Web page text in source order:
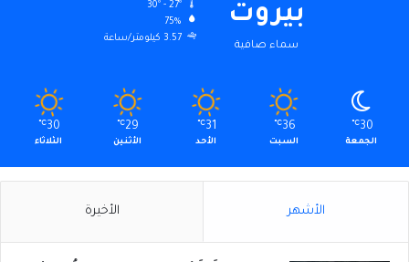
بيروت
سماء صافية
75%
3.57 كيلومتر/ساعة
30
℃
الجمعة
36
℃
السبت
31
℃
الأحد
29
℃
الأثنين
30
℃
الثلاثاء
الأشهر الأخيرة